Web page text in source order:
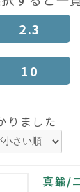
2.3
10
りました
真鍮/